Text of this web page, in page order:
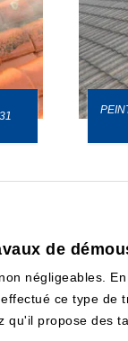
de
négligeables.
ce type de
propose des